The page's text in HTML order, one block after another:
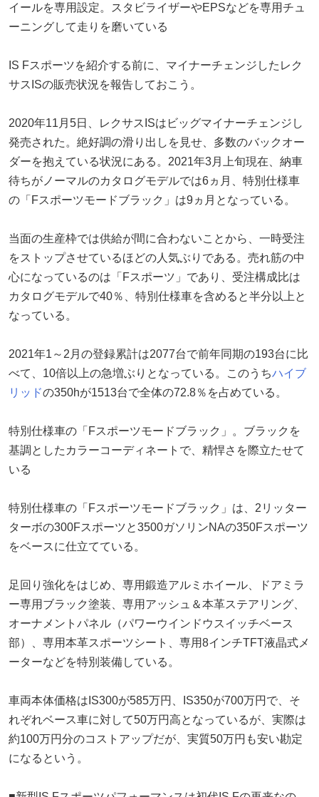
イールを専用設定。スタビライザーやEPSなどを専用チュ
ーニングして走りを磨いている
IS Fスポーツを紹介する前に、マイナーチェンジしたレク
サスISの販売状況を報告しておこう。
2020年11月5日、レクサスISはビッグマイナーチェンジし
発売された。絶好調の滑り出しを見せ、多数のバックオー
ダーを抱えている状況にある。2021年3月上旬現在、納車
待ちがノーマルのカタログモデルでは6ヵ月、特別仕様車
の「Fスポーツモードブラック」は9ヵ月となっている。
当面の生産枠では供給が間に合わないことから、一時受注
をストップさせているほどの人気ぶりである。売れ筋の中
心になっているのは「Fスポーツ」であり、受注構成比は
カタログモデルで40％、特別仕様車を含めると半分以上と
なっている。
2021年1～2月の登録累計は2077台で前年同期の193台に比
べて、10倍以上の急増ぶりとなっている。このうちハイブ
リッドの350hが1513台で全体の72.8％を占めている。
特別仕様車の「Fスポーツモードブラック」。ブラックを
基調としたカラーコーディネートで、精悍さを際立たせて
いる
特別仕様車の「Fスポーツモードブラック」は、2リッター
ターボの300Fスポーツと3500ガソリンNAの350Fスポーツ
をベースに仕立てている。
足回り強化をはじめ、専用鍛造アルミホイール、ドアミラ
ー専用ブラック塗装、専用アッシュ＆本革ステアリング、
オーナメントパネル（パワーウインドウスイッチベース
部）、専用本革スポーツシート、専用8インチTFT液晶式メ
ーターなどを特別装備している。
車両本体価格はIS300が585万円、IS350が700万円で、そ
れぞれベース車に対して50万円高となっているが、実際は
約100万円分のコストアップだが、実質50万円も安い勘定
になるという。